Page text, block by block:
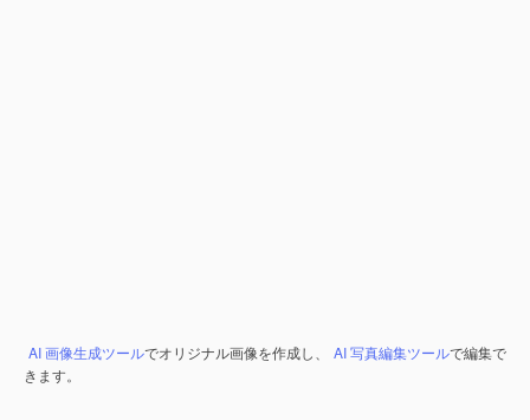
AI 画像生成ツールでオリジナル画像を作成し、 AI 写真編集ツールで編集で
きます。